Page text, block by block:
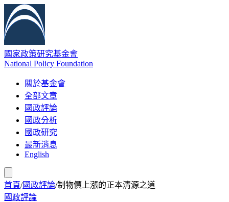
國家政策研究基金會
National Policy Foundation
關於基金會
全部文章
國政評論
國政分析
國政研究
最新消息
English
首頁/國政評論/制物價上漲的正本清源之道
國政評論